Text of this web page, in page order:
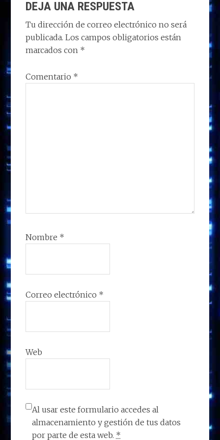
o
n
o
o
k
dI
n
A
p
p
m ti
r
CON
LOS
LECTORES
DEJA UNA RESPUESTA
Tu dirección de correo electrónico no será
publicada. Los campos obligatorios están
marcados con *
Comentario *
Nombre *
Correo electrónico *
Web
Al usar este formulario accedes al
almacenamiento y gestión de tus datos
por parte de esta web. *